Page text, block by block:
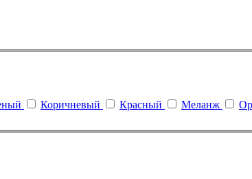
Коричневый Красный Меланж